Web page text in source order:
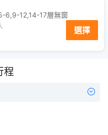
6,9-12,14-17層無窗
選擇
程